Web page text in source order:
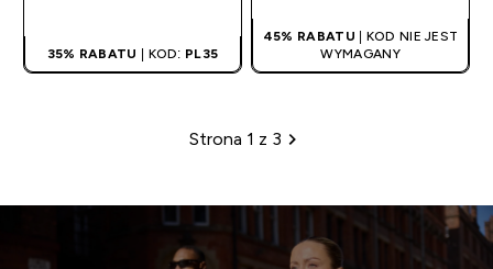
35% RABATU | KOD: PL35
45% RABATU | KOD NIE JEST
WYMAGANY
Paginacja
Strona 1 z 3